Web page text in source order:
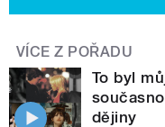
VÍCE Z POŘADU
To byl
dějiny